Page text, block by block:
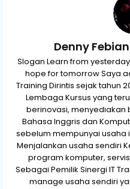
Denny
Slogan Learn from
hope for tomorrow Saya
Training Dirintis sejak tahun
Lembaga Kursus yang
berinovasi, menyediakan
Bahasa Inggris dan
sebelum mempunyai usaha
Menjalankan usaha sendiri
program komputer,
Sebagai Pemilik Sinergi IT
manage usaha sendiri